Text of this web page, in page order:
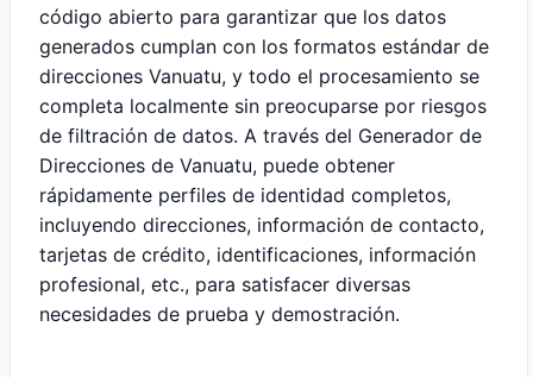
código abierto para garantizar que los datos
generados cumplan con los formatos estándar de
direcciones Vanuatu, y todo el procesamiento se
completa localmente sin preocuparse por riesgos
de filtración de datos. A través del Generador de
Direcciones de Vanuatu, puede obtener
rápidamente perfiles de identidad completos,
incluyendo direcciones, información de contacto,
tarjetas de crédito, identificaciones, información
profesional, etc., para satisfacer diversas
necesidades de prueba y demostración.